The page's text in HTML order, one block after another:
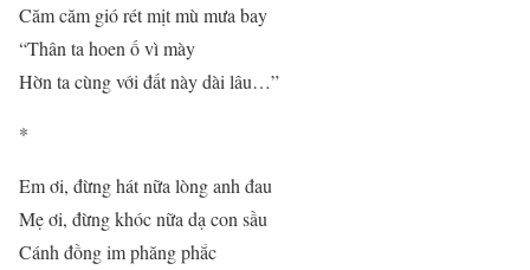
Căm căm gió rét mịt mù mưa bay
“Thân ta hoen ố vì mày
Hờn ta cùng với đất này dài lâu…”
*
Em ơi, đừng hát nữa lòng anh đau
Mẹ ơi, đừng khóc nữa dạ con sầu
Cánh đồng im phăng phắc